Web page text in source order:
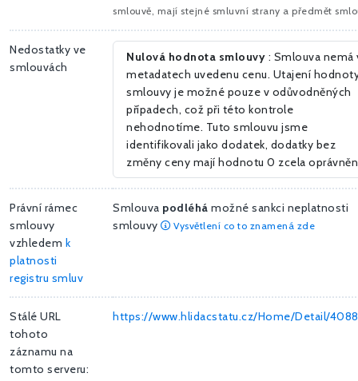
smlouvě, mají stejné smluvní strany a předmět
Nedostatky ve
smlouvách
Nulová hodnota smlouvy : Smlouva nemá
metadatech uvedenu cenu. Utajení
smlouvy je možné pouze v odůvodněných
případech, což při této kontrole
nehodnotíme. Tuto smlouvu jsme
identifikovali jako dodatek, dodatky bez
změny ceny mají hodnotu 0 zcela
Právní rámec
smlouvy
vzhledem k
platnosti
registru smluv
Smlouva podléhá možné sankci neplatnosti
smlouvy
Vysvětlení co to znamená zde
Stálé URL
tohoto
záznamu na
tomto serveru:
https://www.hlidacstatu.cz/Home/Detail/